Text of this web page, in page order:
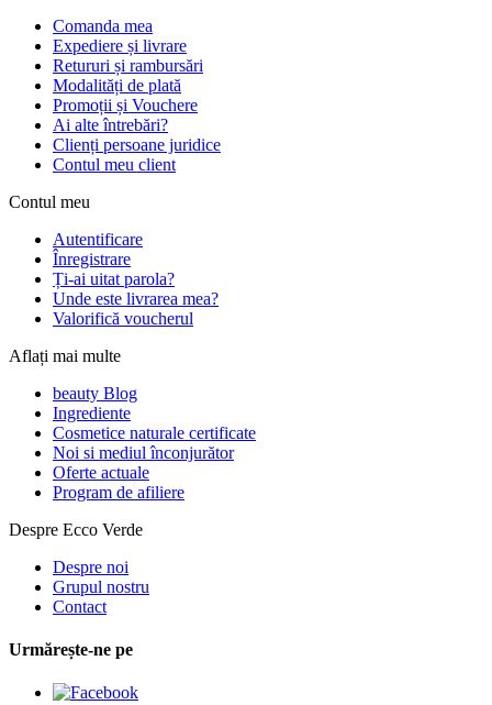
Comanda mea
Expediere și livrare
Retururi și rambursări
Modalități de plată
Promoții și Vouchere
Ai alte întrebări?
Clienți persoane juridice
Contul meu client
Contul meu
Autentificare
Înregistrare
Ți-ai uitat parola?
Unde este livrarea mea?
Valorifică voucherul
Aflați mai multe
beauty Blog
Ingrediente
Cosmetice naturale certificate
Noi si mediul înconjurător
Oferte actuale
Program de afiliere
Despre Ecco Verde
Despre noi
Grupul nostru
Contact
Urmărește-ne pe